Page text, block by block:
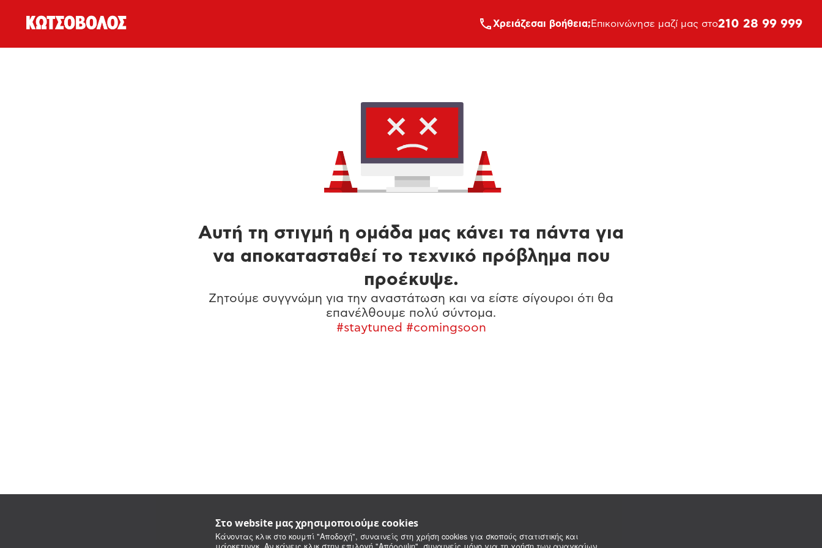
Στο website μας χρησιμοποιούμε cookies
Κάνοντας κλικ στο κουμπί "Αποδοχή", συναινείς στη χρήση cookies για σκοπούς στατιστικής και
Xρειάζεσαι βοήθεια; Επικοινώνησε μαζί μας στο210 28 99 999
Αυτή τη στιγμή η ομάδα μας κάνει τα πάντα για
να αποκατασταθεί το τεχνικό πρόβλημα που
προέκυψε.
Ζητούμε συγγνώμη για την αναστάτωση και να είστε σίγουροι ότι θα
επανέλθουμε πολύ σύντομα.
#staytuned #comingsoon